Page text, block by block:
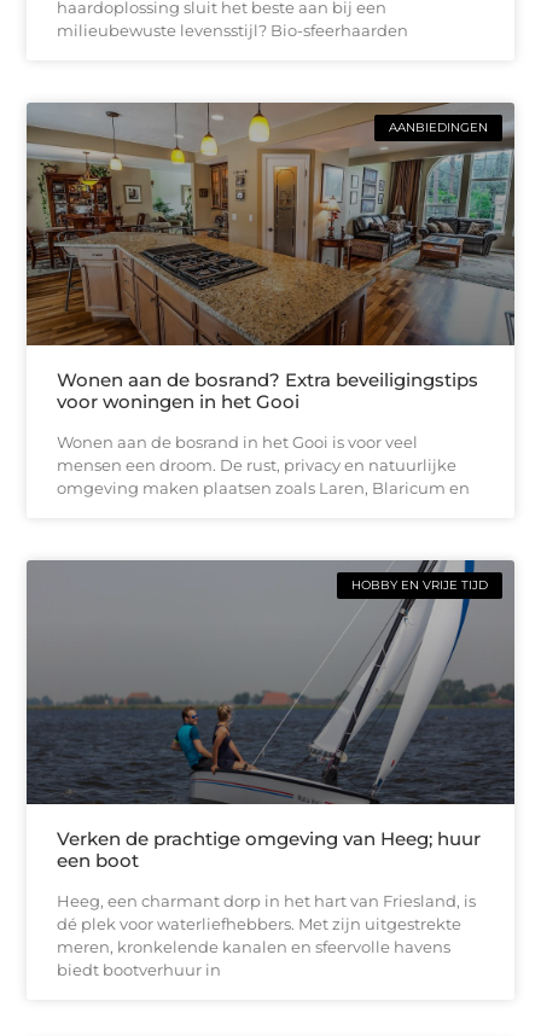
haardoplossing sluit het beste aan bij een
milieubewuste levensstijl? Bio-sfeerhaarden
AANBIEDINGEN
Wonen aan de bosrand? Extra beveiligingstips
voor woningen in het Gooi
Wonen aan de bosrand in het Gooi is voor veel
mensen een droom. De rust, privacy en natuurlijke
omgeving maken plaatsen zoals Laren, Blaricum en
HOBBY EN VRIJE TIJD
Verken de prachtige omgeving van Heeg; huur
een boot
Heeg, een charmant dorp in het hart van Friesland, is
dé plek voor waterliefhebbers. Met zijn uitgestrekte
meren, kronkelende kanalen en sfeervolle havens
biedt bootverhuur in